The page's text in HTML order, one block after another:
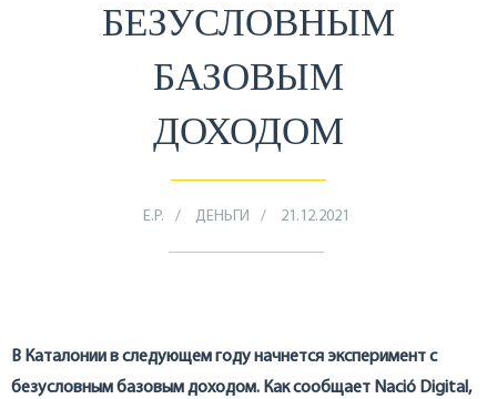
БЕЗУСЛОВНЫМ
БАЗОВЫМ
ДОХОДОМ
Е.Р. ДЕНЬГИ 21.12.2021
В Каталонии в следующем году начнется эксперимент с
безусловным базовым доходом. Как сообщает Nació Digital,